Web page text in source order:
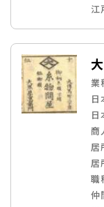
江
業
日
日
商
居
居
職
仲